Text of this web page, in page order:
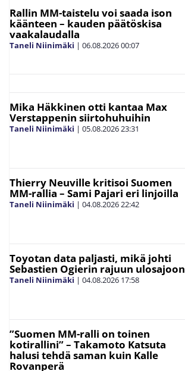
Rallin MM-taistelu voi saada ison
käänteen – kauden päätöskisa
vaakalaudalla
Taneli Niinimäki | 06.08.202600:07
Mika Häkkinen otti kantaa Max
Verstappenin siirtohuhuihin
Taneli Niinimäki | 05.08.202623:31
Thierry Neuville kritisoi Suomen
MM-rallia – Sami Pajari eri linjoilla
Taneli Niinimäki | 04.08.202622:42
Toyotan data paljasti, mikä johti
Sebastien Ogierin rajuun ulosajoon
Taneli Niinimäki | 04.08.2026 17:58
”Suomen MM-ralli on toinen
kotirallini” – Takamoto Katsuta
halusi tehdä saman kuin Kalle
Rovanperä